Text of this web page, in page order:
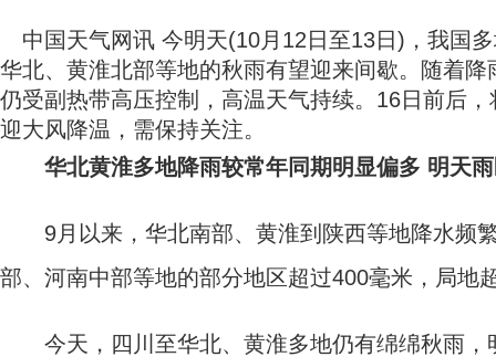
中国天气网讯 今明天(10月12日至13日)，我国
华北、黄淮北部等地的秋雨有望迎来间歇。随着
仍受副热带高压控制，高温天气持续。16日前后
迎大风降温，需保持关注。
华北黄淮多地降雨较常年同期明显偏多 明天
9月以来，华北南部、黄淮到陕西等地降水频
部、河南中部等地的部分地区超过400毫米，局地
今天，四川至华北、黄淮多地仍有绵绵秋雨，